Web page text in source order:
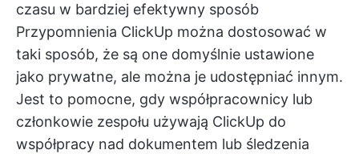
czasu w bardziej efektywny sposób
Przypomnienia ClickUp można dostosować w
taki sposób, że są one domyślnie ustawione
jako prywatne, ale można je udostępniać innym.
Jest to pomocne, gdy współpracownicy lub
członkowie zespołu używają ClickUp do
współpracy nad dokumentem lub śledzenia